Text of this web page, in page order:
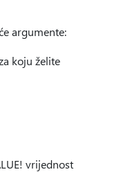
argumente:
koju želite
vrijednost